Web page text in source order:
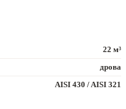
22 м³
дрова
AISI 430 / AISI 321